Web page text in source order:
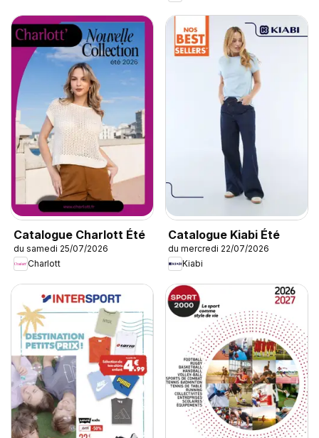
Catalogue Charlott Été
du samedi 25/07/2026
Charlott
Catalogue Kiabi Été
du mercredi 22/07/2026
Kiabi